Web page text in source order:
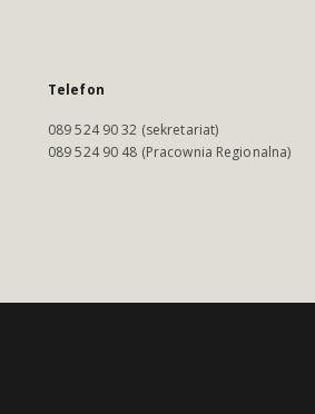
Telefon
089 524 90 32 (sekretariat)
089 524 90 48 (Pracownia Regionalna)